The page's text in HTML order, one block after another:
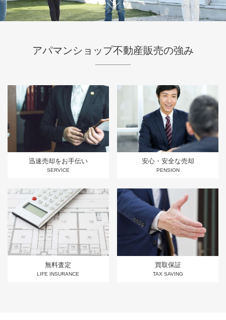
アパマンショップ不動産販売の強み
迅速売却をお手伝い
SERVICE
安心・安全な売却
PENSION
無料査定
LIFE INSURANCE
買取保証
TAX SAVING